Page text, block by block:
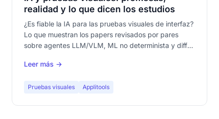
realidad y lo que dicen los estudios
¿Es fiable la IA para las pruebas visuales de interfaz?
Lo que muestran los papers revisados por pares
sobre agentes LLM/VLM, ML no determinista y diff
como complemento.
Leer más →
Pruebas visuales Applitools